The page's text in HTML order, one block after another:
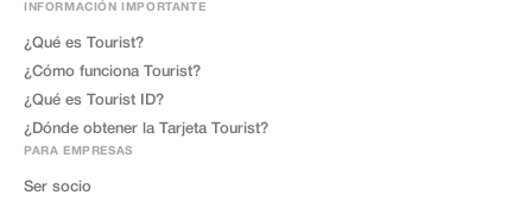
INFORMACIÓN IMPORTANTE
¿Qué es Tourist?
¿Cómo funciona Tourist?
¿Qué es Tourist ID?
¿Dónde obtener la Tarjeta Tourist?
PARA EMPRESAS
Ser socio